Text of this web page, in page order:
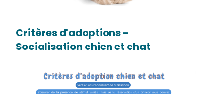
Critères d'adoptions -
Socialisation chien et chat